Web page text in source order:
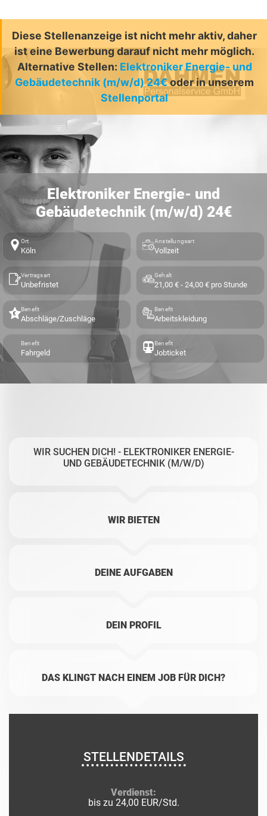
Diese Stellenanzeige ist nicht mehr aktiv, daher
ist eine Bewerbung darauf nicht mehr möglich.
Alternative Stellen: Elektroniker Energie- und
Gebäudetechnik (m/w/d) 24€oder in unserem
Stellenportal
Elektroniker Energie- und
Gebäudetechnik (m/w/d) 24€
Ort
Köln
Anstellungsart
Vollzeit
Vertragsart
Unbefristet
Gehalt
21,00 € - 24,00 € pro Stunde
Benefit
Abschläge/Zuschläge
Benefit
Arbeitskleidung
Benefit
Fahrgeld
Benefit
Jobticket
WIR SUCHEN DICH! - ELEKTRONIKER ENERGIE-
UND GEBÄUDETECHNIK (M/W/D)
WIR BIETEN
DEINE AUFGABEN
DEIN PROFIL
DAS KLINGT NACH EINEM JOB FÜR DICH?
STELLENDETAILS
Verdienst:
bis zu 24,00 EUR/Std.